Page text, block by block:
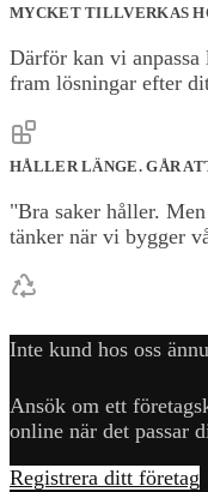
MYCKET TILLVERKAS
Därför kan vi anpassa
fram lösningar efter
HÅLLER LÄNGE. GÅR
"Bra saker håller.
tänker när vi bygger
Inte kund hos oss
Ansök om ett
online när det passar
Registrera ditt företag